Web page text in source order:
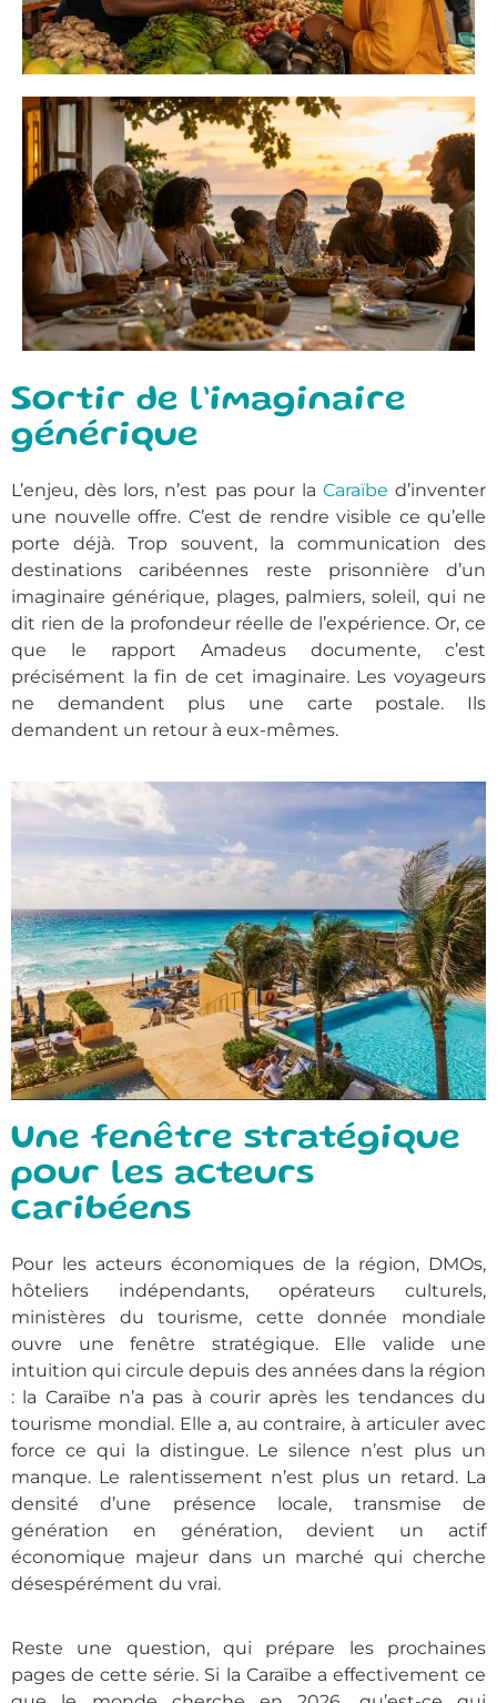
Sortir de l’imaginaire
générique
L’enjeu, dès lors, n’est pas pour la Caraïbe d’inventer
une nouvelle offre. C’est de rendre visible ce qu’elle
porte déjà. Trop souvent, la communication des
destinations caribéennes reste prisonnière d’un
imaginaire générique, plages, palmiers, soleil, qui ne
dit rien de la profondeur réelle de l’expérience. Or, ce
que le rapport Amadeus documente, c’est
précisément la fin de cet imaginaire. Les voyageurs
ne demandent plus une carte postale. Ils
demandent un retour à eux-mêmes.
Une fenêtre stratégique
pour les acteurs
caribéens
Pour les acteurs économiques de la région, DMOs,
hôteliers indépendants, opérateurs culturels,
ministères du tourisme, cette donnée mondiale
ouvre une fenêtre stratégique. Elle valide une
intuition qui circule depuis des années dans la région
: la Caraïbe n’a pas à courir après les tendances du
tourisme mondial. Elle a, au contraire, à articuler avec
force ce qui la distingue. Le silence n’est plus un
manque. Le ralentissement n’est plus un retard. La
densité d’une présence locale, transmise de
génération en génération, devient un actif
économique majeur dans un marché qui cherche
désespérément du vrai.
Reste une question, qui prépare les prochaines
pages de cette série. Si la Caraïbe a effectivement ce